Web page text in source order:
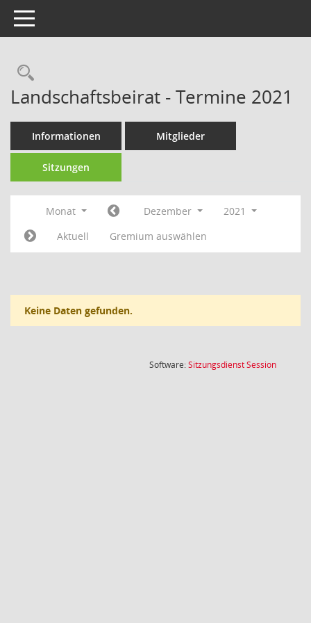
Toggle navigation
Rechercheauswahl
Landschaftsbeirat - Termine 2021
Informationen Mitglieder
Sitzungen
Monat Dezember
2021
Aktuell
Gremium auswählen
Keine Daten gefunden.
Software:SitzungsdienstSession(Wird in